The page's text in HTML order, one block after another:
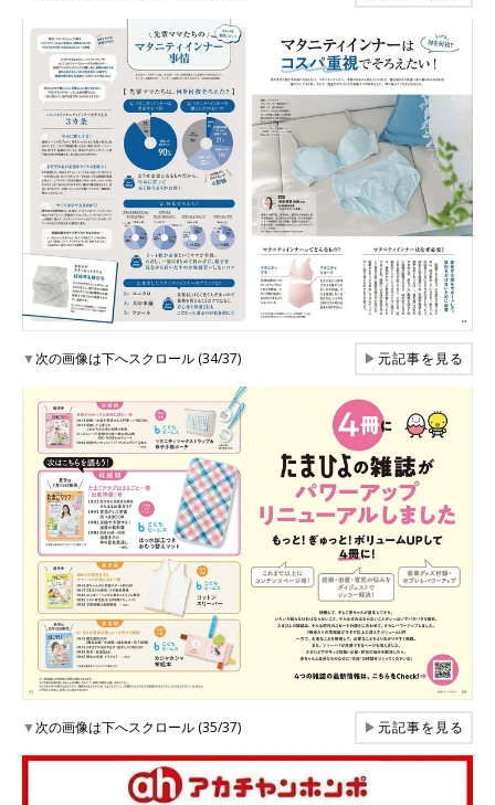
▼次の画像は下へスクロール (34/37) ▶元記事を見る
▼次の画像は下へスクロール (35/37) ▶元記事を見る